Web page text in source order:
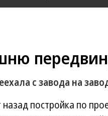
с завода на
назад постройка по